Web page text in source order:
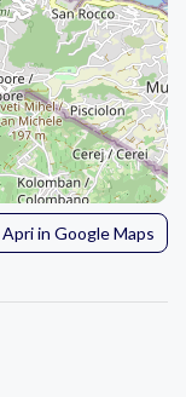
Apri in Google Maps